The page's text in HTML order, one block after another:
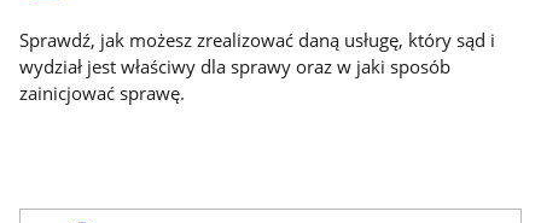
Sprawdź, jak możesz zrealizować daną usługę, który sąd i
wydział jest właściwy dla sprawy oraz w jaki sposób
zainicjować sprawę.